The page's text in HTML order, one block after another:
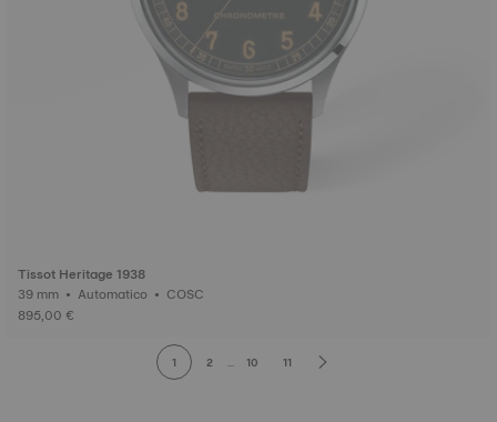
Tissot Heritage 1938
39 mm • Automatico • COSC
895,00 €
1 2 ... 10 11